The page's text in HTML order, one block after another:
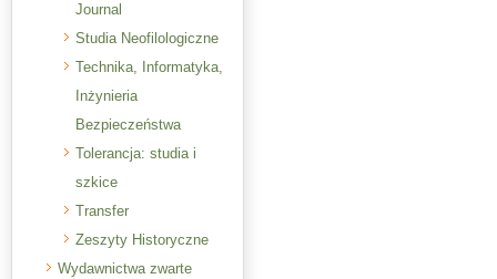
Journal
Studia Neofilologiczne
Technika, Informatyka,
Inżynieria
Bezpieczeństwa
Tolerancja: studia i
szkice
Transfer
Zeszyty Historyczne
Wydawnictwa zwarte